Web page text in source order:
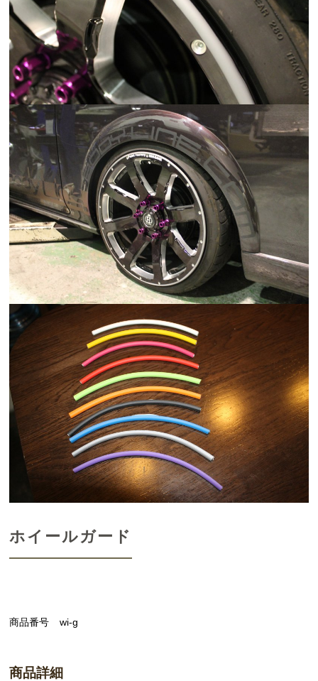
ホイールガード
商品番号 wi-g
商品詳細